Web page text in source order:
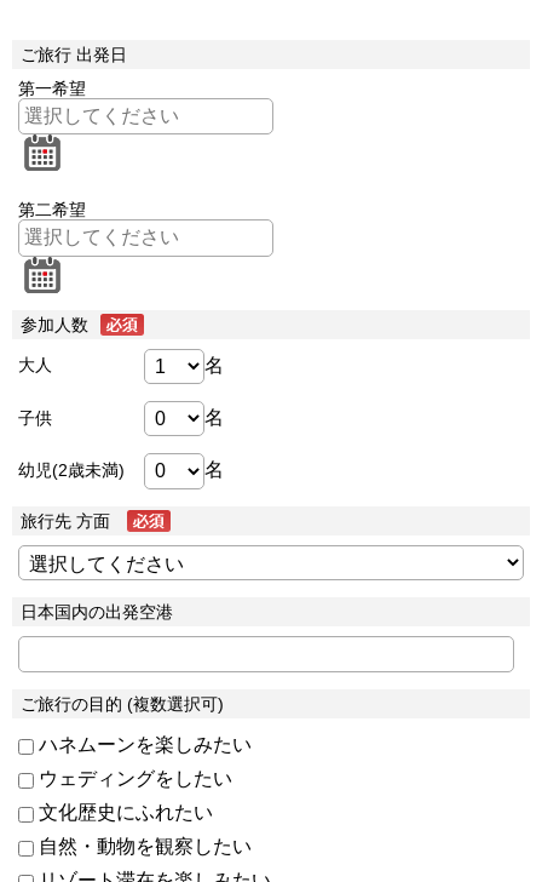
ご旅行 出発日
第一希望
第二希望
参加人数
大人 名
子供 名
幼児(2歳未満) 名
旅行先 方面
日本国内の出発空港
ご旅行の目的 (複数選択可)
ハネムーンを楽しみたい
ウェディングをしたい
文化歴史にふれたい
自然・動物を観察したい